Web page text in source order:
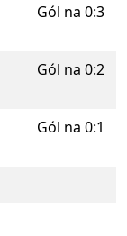
Gól na 0:3
Gól na 0:2
Gól na 0:1